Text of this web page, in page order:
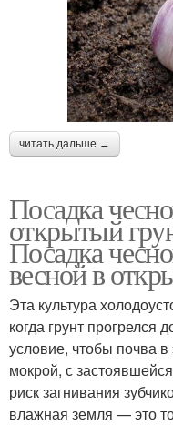
читать дальше →
Посадка
открытый
Посадка
весной в
Эта культура
когда грунт прогрелся
условие, чтобы почва
мокрой, с
риск загнивания
влажная земля — это